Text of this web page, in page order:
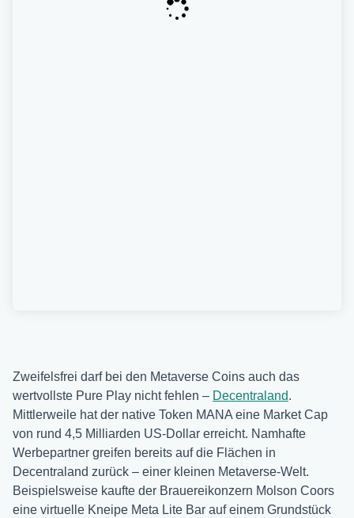
Zweifelsfrei darf bei den Metaverse Coins auch das
wertvollste Pure Play nicht fehlen – Decentraland.
Mittlerweile hat der native Token MANA eine Market Cap
von rund 4,5 Milliarden US-Dollar erreicht. Namhafte
Werbepartner greifen bereits auf die Flächen in
Decentraland zurück – einer kleinen Metaverse-Welt.
Beispielsweise kaufte der Brauereikonzern Molson Coors
eine virtuelle Kneipe Meta Lite Bar auf einem Grundstück